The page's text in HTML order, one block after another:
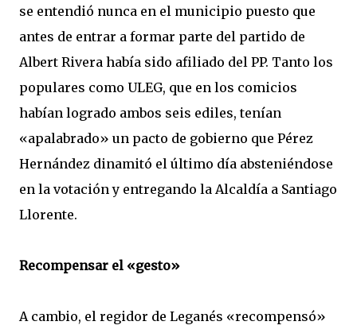
se entendió nunca en el municipio puesto que
antes de entrar a formar parte del partido de
Albert Rivera había sido afiliado del PP. Tanto los
populares como ULEG, que en los comicios
habían logrado ambos seis ediles, tenían
«apalabrado» un pacto de gobierno que Pérez
Hernández dinamitó el último día absteniéndose
en la votación y entregando la Alcaldía a Santiago
Llorente.
Recompensar el «gesto»
A cambio, el regidor de Leganés «recompensó»